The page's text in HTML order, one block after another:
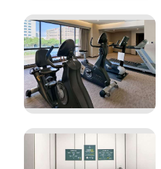
2026年接駁車時刻表
【接駁服務調整｜2026/1/1
酒店接駁車將調整為 單向送
每位乘客含1 件 20 吋以上
感謝您的理解。
【Shuttle Update |